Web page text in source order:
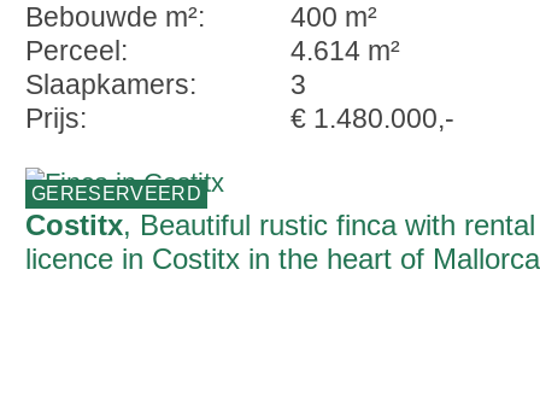
Bebouwde m²:
400 m²
Perceel:
4.614 m²
Slaapkamers:
3
Prijs:
€ 1.480.000,-
GERESERVEERD
Costitx, Beautiful rustic finca with rental
licence in Costitx in the heart of Mallorca